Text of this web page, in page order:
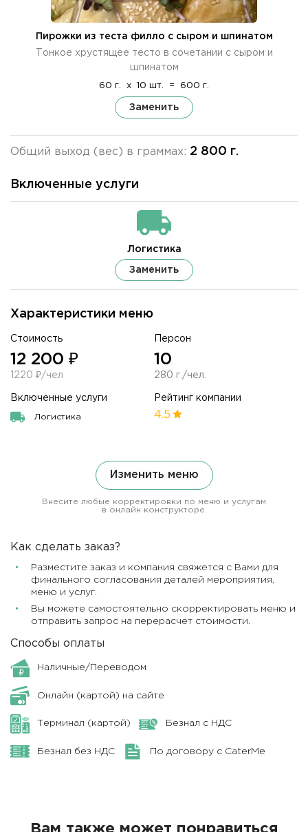
Характеристики меню
Стоимость
12 200 ₽
1220 ₽/чел
Персон
10
280 г./чел.
Включенные услуги
Логистика
Рейтинг компании
4.5
Пирожки из теста филло с сыром и шпинатом
Тонкое хрустящее тесто в сочетании с сыром и
шпинатом
60 г. x 10 шт. = 600 г.
Заменить
Общий выход (вес) в граммах: 2 800 г.
Изменить меню
Внесите любые корректировки по меню и услугам
в онлайн конструкторе.
Включенные услуги
Логистика
Заменить
Как сделать заказ?
Разместите заказ и компания свяжется с Вами для
финального согласования деталей мероприятия,
меню и услуг.
Вы можете самостоятельно скорректировать меню и
отправить запрос на перерасчет стоимости.
Способы оплаты
Наличные/Переводом
Онлайн (картой) на сайте
Терминал (картой) Безнал с НДС
Безнал без НДС По договору с CaterMe